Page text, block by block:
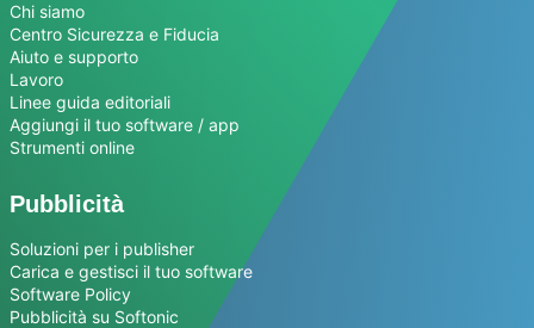
Chi siamo
Centro Sicurezza e Fiducia
Aiuto e supporto
Lavoro
Linee guida editoriali
Aggiungi il tuo software / app
Strumenti online
Pubblicità
Soluzioni per i publisher
Carica e gestisci il tuo software
Software Policy
Pubblicità su Softonic